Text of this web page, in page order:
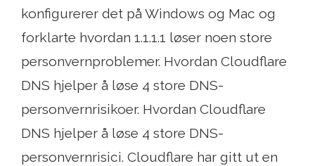
konfigurerer det på Windows og Mac og
forklarte hvordan 1.1.1.1 løser noen store
personvernproblemer. Hvordan Cloudflare
DNS hjelper å løse 4 store DNS-
personvernrisikoer. Hvordan Cloudflare
DNS hjelper å løse 4 store DNS-
personvernrisici. Cloudflare har gitt ut en